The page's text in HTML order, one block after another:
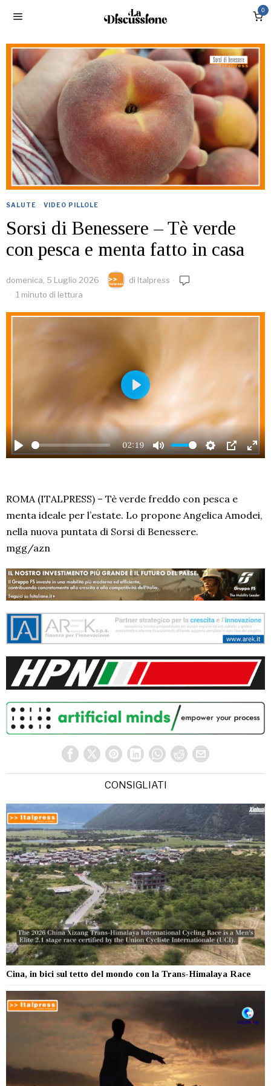
0
SALUTE · VIDEO PILLOLE
Sorsi di Benessere – Tè verde
con pesca e menta fatto in casa
domenica, 5 Luglio 2026 di Italpress
1 minuto di lettura
PLAY
02:19
MUTE SETTINGS
PIP
PLAY
ROMA (ITALPRESS) – Tè verde freddo con pesca e
menta ideale per l’estate. Lo propone Angelica Amodei,
nella nuova puntata di Sorsi di Benessere.
mgg/azn
CONSIGLIATI
Cina, in bici sul tetto del mondo con la Trans-Himalaya Race